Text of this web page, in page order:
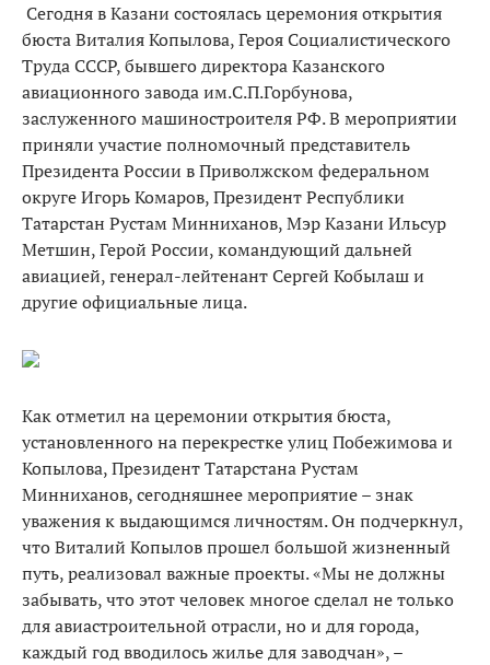
Сегодня в Казани состоялась церемония открытия
бюста Виталия Копылова, Героя Социалистического
Труда СССР, бывшего директора Казанского
авиационного завода им.С.П.Горбунова,
заслуженного машиностроителя РФ. В мероприятии
приняли участие полномочный представитель
Президента России в Приволжском федеральном
округе Игорь Комаров, Президент Республики
Татарстан Рустам Минниханов, Мэр Казани Ильсур
Метшин, Герой России, командующий дальней
авиацией, генерал-лейтенант Сергей Кобылаш и
другие официальные лица.
Как отметил на церемонии открытия бюста,
установленного на перекрестке улиц Побежимова и
Копылова, Президент Татарстана Рустам
Минниханов, сегодняшнее мероприятие – знак
уважения к выдающимся личностям. Он подчеркнул,
что Виталий Копылов прошел большой жизненный
путь, реализовал важные проекты. «Мы не должны
забывать, что этот человек многое сделал не только
для авиастроительной отрасли, но и для города,
каждый год вводилось жилье для заводчан», –